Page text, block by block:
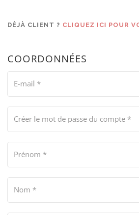
DÉJÀ CLIENT ? CLIQUEZ ICI POUR
COORDONNÉES
E-mail *
Créer le mot de passe du compte *
Prénom *
Nom *